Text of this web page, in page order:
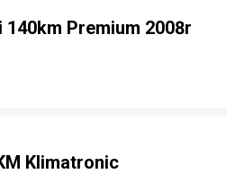
140km Premium 2008r
Klimatronic